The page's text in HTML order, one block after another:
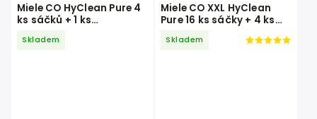
Miele CO HyClean Pure 4
ks sáčků + 1 ks
Skladem
Miele CO XXL HyClean
Pure 16 ks sáčky + 4 ks
Skladem